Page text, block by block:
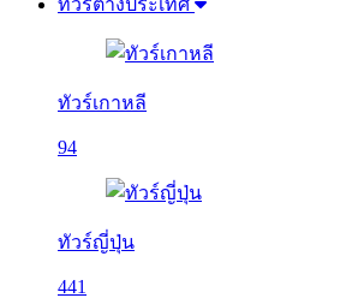
ทัวร์ต่างประเทศ
ทัวร์เกาหลี
94
ทัวร์ญี่ปุ่น
441